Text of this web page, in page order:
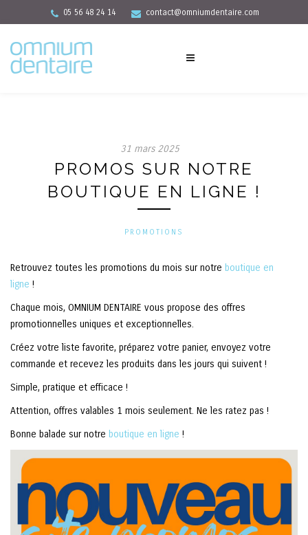
05 56 48 24 14 contact@omniumdentaire.com
31 mars 2025
PROMOS SUR NOTRE
BOUTIQUE EN LIGNE !
PROMOTIONS
Retrouvez toutes les promotions du mois sur notre boutique en
ligne !
Chaque mois, OMNIUM DENTAIRE vous propose des offres
promotionnelles uniques et exceptionnelles.
Créez votre liste favorite, préparez votre panier, envoyez votre
commande et recevez les produits dans les jours qui suivent !
Simple, pratique et efficace !
Attention, offres valables 1 mois seulement. Ne les ratez pas !
Bonne balade sur notre boutique en ligne !